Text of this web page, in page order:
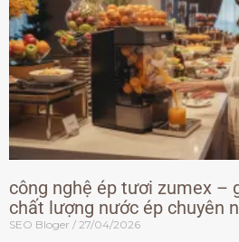
công nghệ ép tươi zumex –
chất lượng nước ép chuyên
SEO Bloger 27/04/2026